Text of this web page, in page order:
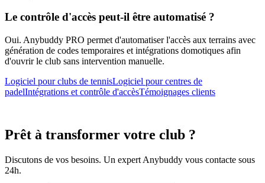
Le contrôle d'accès peut-il être automatisé ?
Oui. Anybuddy PRO permet d'automatiser l'accès aux terrains avec
génération de codes temporaires et intégrations domotiques afin
d'ouvrir le club sans intervention manuelle.
Logiciel pour clubs de tennisLogiciel pour centres de
padelIntégrations et contrôle d'accèsTémoignages clients
Prêt à transformer votre club ?
Discutons de vos besoins. Un expert Anybuddy vous contacte sous
24h.